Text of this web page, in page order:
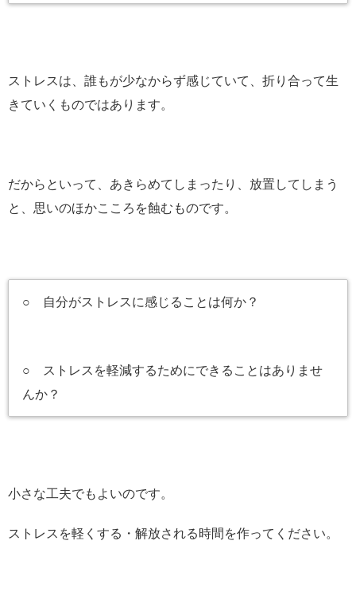
ストレスは、誰もが少なからず感じていて、折り合って生
きていくものではあります。
だからといって、あきらめてしまったり、放置してしまう
と、思いのほかこころを蝕むものです。
○ 自分がストレスに感じることは何か？
○ ストレスを軽減するためにできることはありませ
んか？
小さな工夫でもよいのです。
ストレスを軽くする・解放される時間を作ってください。